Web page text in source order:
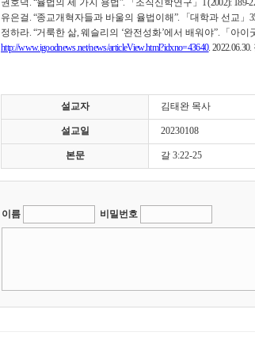
권호덕 . “율법의 세 가지 용법”. 「 조직신학연구 」 1 (2002): 189-
유은걸 . “종교개혁자들과 바울의 율법이해”. 「대학과 선교 」
정하라. “거룩한 삶, 웨슬리의 ‘완전성화’에서 배워야”. 「 아이
http://www.igoodnews.net/news/articleView.html?idxno=43640. 2022.06.30.
설교자 김태완 목사
설교일 20230108
본문 갈 3:22-25
이름 비밀번호